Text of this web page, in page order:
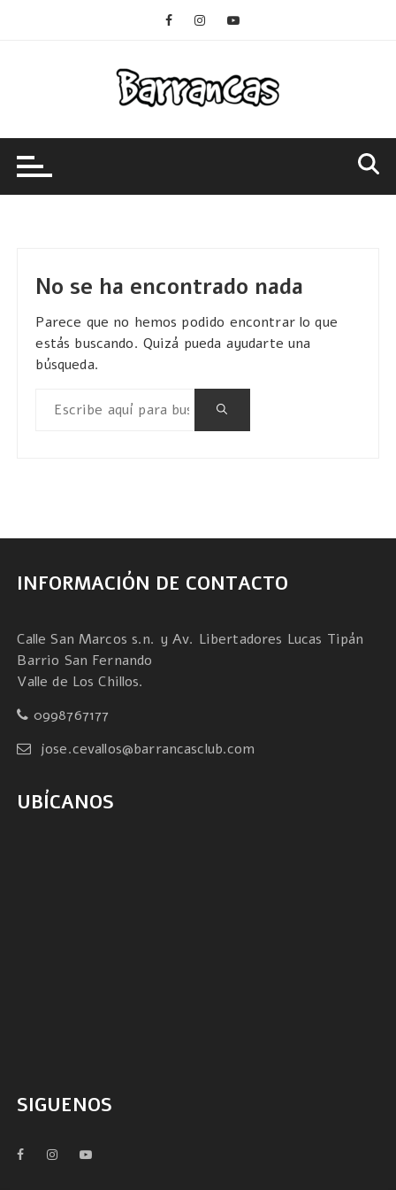
No se ha encontrado nada
Parece que no hemos podido encontrar lo que
estás buscando. Quizá pueda ayudarte una
búsqueda.
INFORMACIÓN DE CONTACTO
Calle San Marcos s.n. y Av. Libertadores Lucas Tipán
Barrio San Fernando
Valle de Los Chillos.
0998767177
jose.cevallos@barrancasclub.com
UBÍCANOS
SIGUENOS